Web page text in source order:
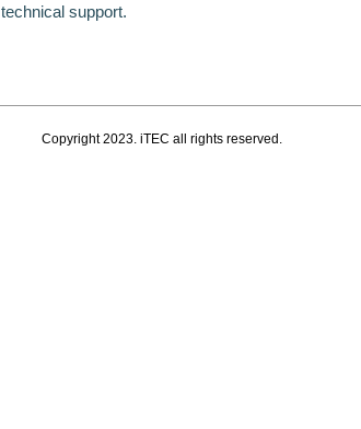
support.
Copyright 2023. iTEC all rights reserved.